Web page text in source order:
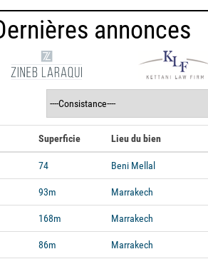
annonces
Superficie Lieu du bien
74 Beni Mellal
93m Marrakech
168m Marrakech
86m Marrakech